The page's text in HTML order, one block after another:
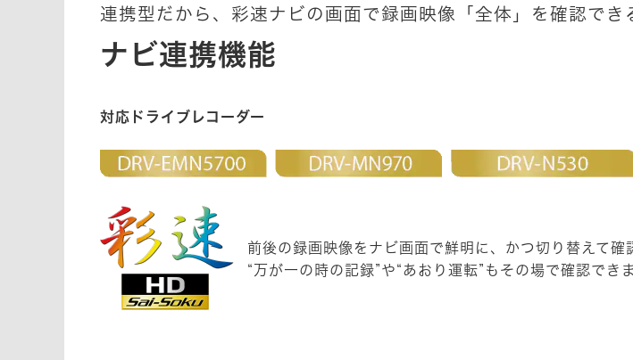
連携型だから、彩速ナビの画面で録画映像「全体」を確認でき
ナビ連携機能
対応ドライブレコーダー
前後の録画映像をナビ画面で鮮明に、かつ切り替えて確
“万が一の時の記録”や“あおり運転”もその場で確認できま